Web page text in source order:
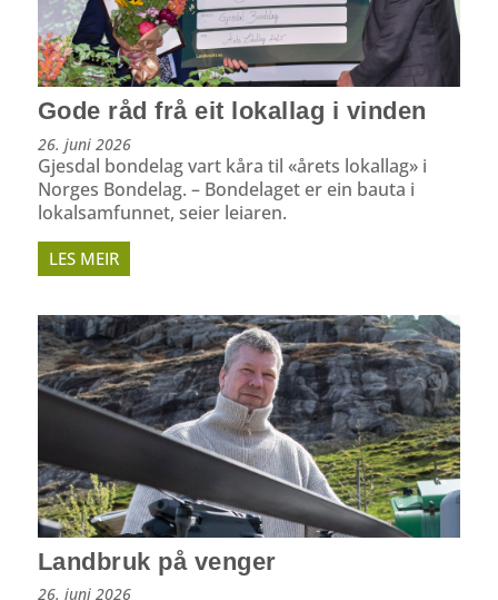
Gode råd frå eit lokallag i vinden
26. juni 2026
Gjesdal bondelag vart kåra til «årets lokallag» i
Norges Bondelag. – Bondelaget er ein bauta i
lokalsamfunnet, seier leiaren.
LES MEIR
Landbruk på venger
26. juni 2026